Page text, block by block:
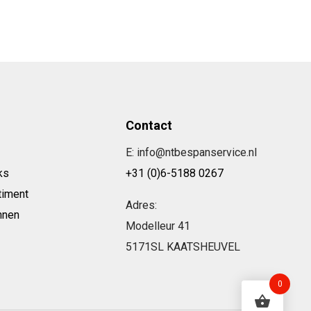
Contact
E: info@ntbespanservice.nl
+31 (0)6-5188 0267
Adres:
Modelleur 41
5171SL KAATSHEUVEL
0